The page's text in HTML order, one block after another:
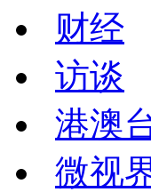
财经
访谈
港澳
微视